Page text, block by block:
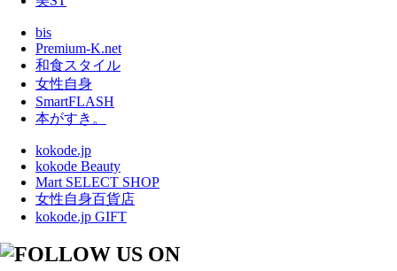
bis
Premium-K.net
和食スタイル
女性自身
SmartFLASH
本がすき。
kokode.jp
kokode Beauty
Mart SELECT SHOP
女性自身百貨店
kokode.jp GIFT